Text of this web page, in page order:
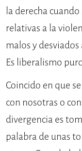
la derecha
relativas a la
malos y
Es liberalismo
Coincido en que
con nosotras o
divergencia es
palabra de unas